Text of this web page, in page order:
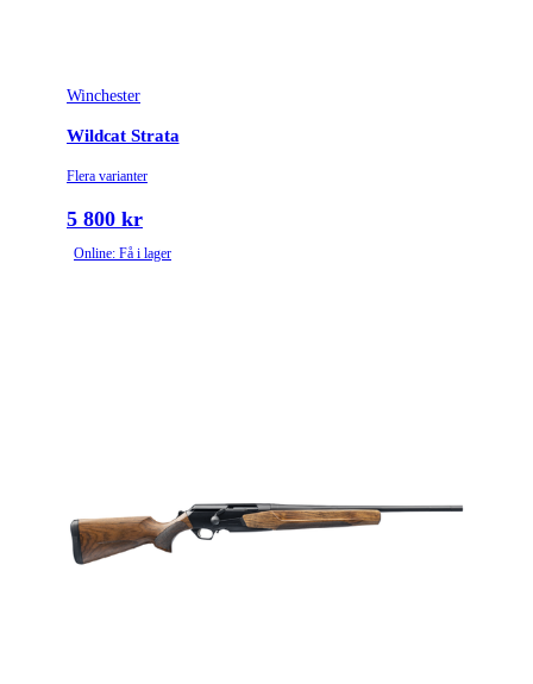
Winchester
Wildcat Strata
Flera varianter
5 800 kr
Online: Få i lager